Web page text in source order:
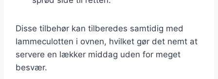
Disse tilbehør kan tilberedes samtidig med
lammeculotten i ovnen, hvilket gør det nemt at
servere en lækker middag uden for meget
besvær.